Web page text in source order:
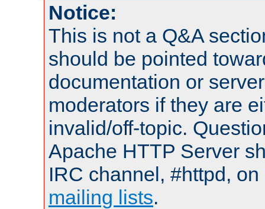
Notice:
This is not a Q&A
should be pointed
documentation or
moderators if they are
invalid/off-topic.
Apache HTTP Server
IRC channel, #httpd,
mailing lists.